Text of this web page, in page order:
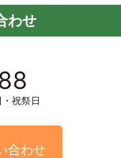
わせ
祝祭日
合わせ